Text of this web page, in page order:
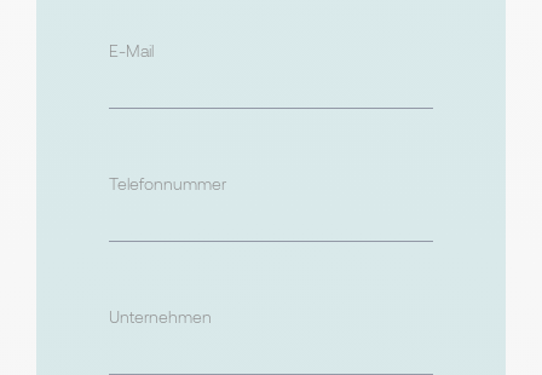
E-Mail
Telefonnummer
Unternehmen